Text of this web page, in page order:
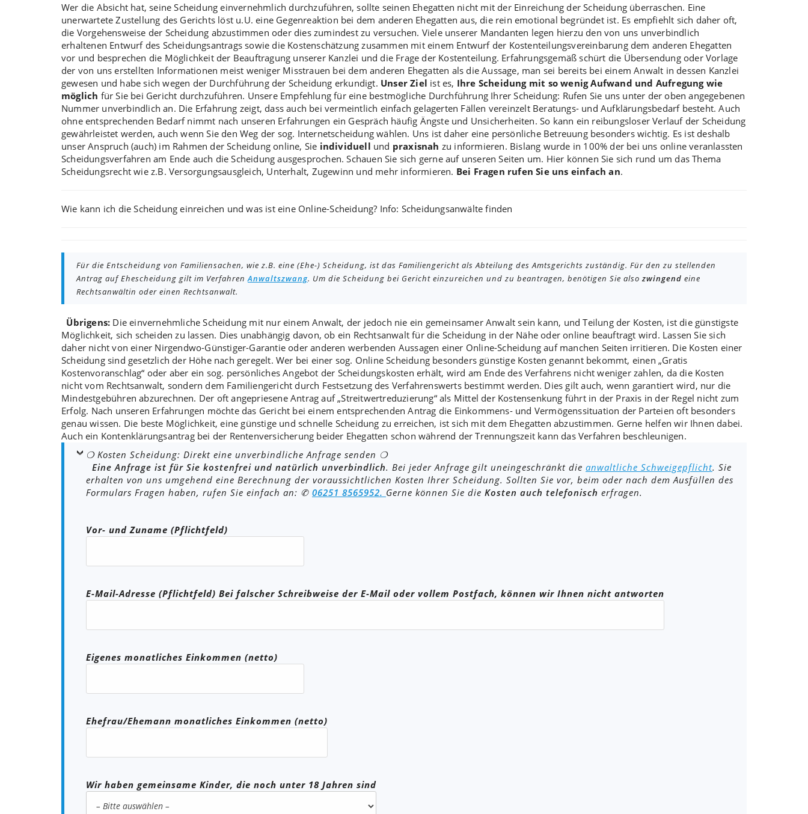
Wer die Absicht hat, seine Scheidung einvernehmlich durchzuführen, sollte seinen Ehegatten nicht mit der Einreichung der Scheidung überraschen. Eine
unerwartete Zustellung des Gerichts löst u.U. eine Gegenreaktion bei dem anderen Ehegatten aus, die rein emotional begründet ist. Es empfiehlt sich daher oft,
die Vorgehensweise der Scheidung abzustimmen oder dies zumindest zu versuchen. Viele unserer Mandanten legen hierzu den von uns unverbindlich
erhaltenen Entwurf des Scheidungsantrags sowie die Kostenschätzung zusammen mit einem Entwurf der Kostenteilungsvereinbarung dem anderen Ehegatten
vor und besprechen die Möglichkeit der Beauftragung unserer Kanzlei und die Frage der Kostenteilung. Erfahrungsgemäß schürt die Übersendung oder Vorlage
der von uns erstellten Informationen meist weniger Misstrauen bei dem anderen Ehegatten als die Aussage, man sei bereits bei einem Anwalt in dessen Kanzlei
gewesen und habe sich wegen der Durchführung der Scheidung erkundigt. Unser Ziel ist es, Ihre Scheidung mit so wenig Aufwand und Aufregung wie
möglich für Sie bei Gericht durchzuführen. Unsere Empfehlung für eine bestmögliche Durchführung Ihrer Scheidung: Rufen Sie uns unter der oben angegebenen
Nummer unverbindlich an. Die Erfahrung zeigt, dass auch bei vermeintlich einfach gelagerten Fällen vereinzelt Beratungs- und Aufklärungsbedarf besteht. Auch
ohne entsprechenden Bedarf nimmt nach unseren Erfahrungen ein Gespräch häufig Ängste und Unsicherheiten. So kann ein reibungsloser Verlauf der Scheidung
gewährleistet werden, auch wenn Sie den Weg der sog. Internetscheidung wählen. Uns ist daher eine persönliche Betreuung besonders wichtig. Es ist deshalb
unser Anspruch (auch) im Rahmen der Scheidung online, Sie individuell und praxisnah zu informieren. Bislang wurde in 100% der bei uns online veranlassten
Scheidungsverfahren am Ende auch die Scheidung ausgesprochen. Schauen Sie sich gerne auf unseren Seiten um. Hier können Sie sich rund um das Thema
Scheidungsrecht wie z.B. Versorgungsausgleich, Unterhalt, Zugewinn und mehr informieren. Bei Fragen rufen Sie uns einfach an.
Wie kann ich dieScheidung einreichen und was ist eine Online-Scheidung? Info: Scheidungsanwälte finden
Für die Entscheidung von Familiensachen, wie z.B. eine (Ehe-) Scheidung, ist das Familiengericht als Abteilung des Amtsgerichts zuständig. Für den zu stellenden
Antrag auf Ehescheidung gilt im VerfahrenAnwaltszwang. Um die Scheidung bei Gericht einzureichen und zu beantragen, benötigen Sie alsozwingend eine
Rechtsanwältin oder einen Rechtsanwalt.
Übrigens: Die einvernehmliche Scheidung mit nureinem Anwalt, der jedoch nie ein gemeinsamer Anwalt sein kann, undTeilung der Kosten, ist die günstigste
Möglichkeit, sich scheiden zu lassen. Dies unabhängig davon, ob ein Rechtsanwalt für die Scheidung in der Nähe oder online beauftragt wird. Lassen Sie sich
daher nicht von einer Nirgendwo-Günstiger-Garantie oder anderen werbenden Aussagen einer Online-Scheidung auf manchen Seiten irritieren. Die Kosten einer
Scheidung sind gesetzlich der Höhe nach geregelt. Wer bei einer sog. Online Scheidung besonders günstige Kosten genannt bekommt, einen „Gratis
Kostenvoranschlag“ oder aber ein sog. persönliches Angebot der Scheidungskosten erhält, wird am Ende des Verfahrens nicht weniger zahlen, da die Kosten
nicht vom Rechtsanwalt, sondern dem Familiengericht durch Festsetzungdes Verfahrenswertsbestimmt werden. Dies gilt auch, wenn garantiert wird, nur die
Mindestgebühren abzurechnen. Der oft angepriesene Antrag auf „Streitwertreduzierung“ als Mittel der Kostensenkung führt in der Praxis in der Regel nicht zum
Erfolg. Nach unseren Erfahrungen möchte das Gericht bei einem entsprechenden Antrag die Einkommens- und Vermögenssituation der Parteien oft besonders
genau wissen. Die beste Möglichkeit, eine günstige und schnelle Scheidung zu erreichen, ist sich mit dem Ehegatten abzustimmen. Gerne helfen wir Ihnen dabei.
Auch ein Kontenklärungsantragbei der Rentenversicherung beider Ehegatten schon während der Trennungszeit kann das Verfahren beschleunigen.
❍ Kosten Scheidung: Direkt eine unverbindliche Anfrage senden ❍
Eine Anfrage ist für Sie kostenfrei und natürlich unverbindlich. Bei jeder Anfrage gilt uneingeschränkt die anwaltliche Schweigepflicht. Sie
erhalten von uns umgehend eine Berechnung der voraussichtlichen Kosten Ihrer Scheidung. Sollten Sie vor, beim oder nach dem Ausfüllen des
Formulars Fragen haben, rufen Sie einfach an: ✆ 06251 8565952. Gerne können Sie die Kosten auch telefonisch erfragen.
Vor- und Zuname (Pflichtfeld)
E-Mail-Adresse (Pflichtfeld) Bei falscher Schreibweise der E-Mail oder vollem Postfach, können wir Ihnen nicht antworten
Eigenes monatliches Einkommen (netto)
Ehefrau/Ehemann monatliches Einkommen (netto)
Wir haben gemeinsame Kinder, die noch unter 18 Jahren sind